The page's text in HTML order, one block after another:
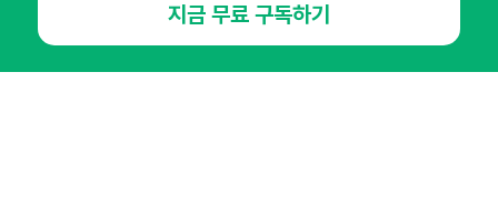
오픈애즈란 공지사항 제휴문의
인사이터 신청
뉴스레터
광고안내
지금 무료 구독하기